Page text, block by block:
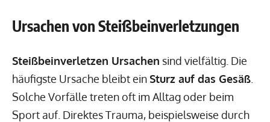
Ursachen von Steißbeinverletzungen
Steißbeinverletzen Ursachen sind vielfältig. Die
häufigste Ursache bleibt ein Sturz auf das Gesäß
Solche Vorfälle treten oft im Alltag oder beim
Sport auf. Direktes Trauma, beispielsweise durch